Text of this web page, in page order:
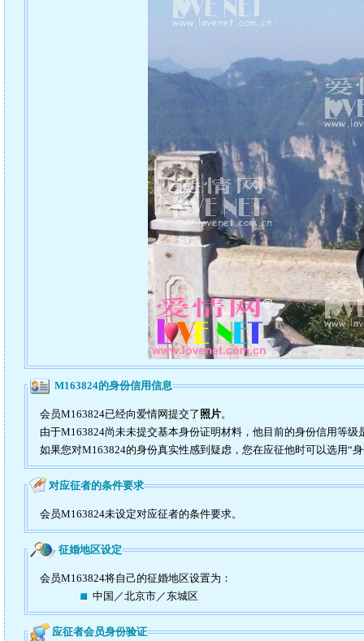
M163824的身份信用信息
会员M163824已经向爱情网提交了 照片。
由于M163824尚未未提交基本身份证明材料，他目前的身份信用等级
如果您对M163824的身份真实性感到疑虑，您在应征他时可以选用“
对应征者的条件要求
会员M163824未设定对应征者的条件要求。
征婚地区设定
会员M163824将自己的征婚地区设置为：
中国／北京市／东城区
应征者会员身份验证